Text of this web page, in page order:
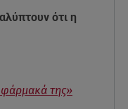
ότι η
φάρμακά της»